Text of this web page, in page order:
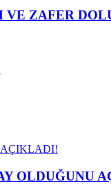
VE ZAFER
OLDUĞUNU